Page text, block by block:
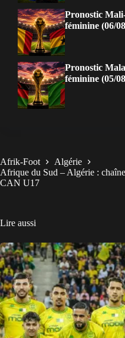
Pronostic
féminine (06/
Pronostic
féminine (05/
Afrik-Foot
Algérie
Afrique du Sud – Algérie :
CAN U17
Lire aussi